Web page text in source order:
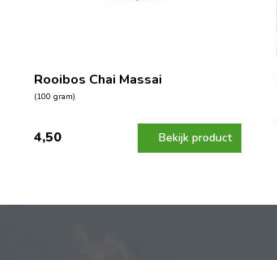
Rooibos Chai Massai
(100 gram)
4,50 Bekijk product